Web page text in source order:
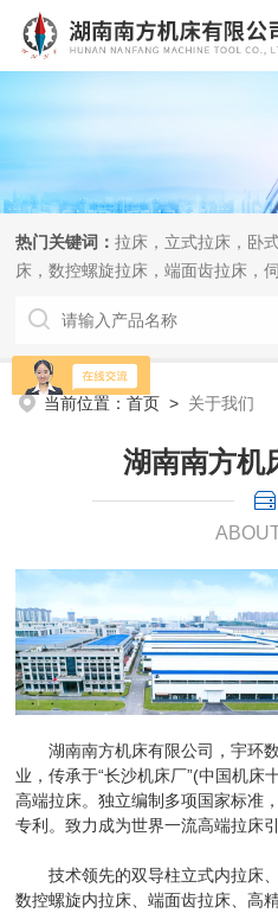
热门关键词：拉床，立式拉床，卧
床，数控螺旋拉床，端面齿拉床，
当前位置：首页 > 关于我们
湖南南方机
湖南南方机床有限公司，宇环
业，传承于“长沙机床厂”(中国机床
高端拉床。独立编制多项国家标准
专利。致力成为世界一流高端拉床引
技术领先的双导柱立式内拉床、
数控螺旋内拉床、端面齿拉床、高